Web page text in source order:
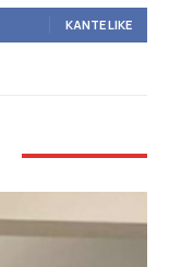
ΚΆΝΤΕ LIKE